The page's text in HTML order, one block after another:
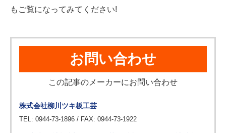
もご覧になってみてください!
お問い合わせ
この記事のメーカーにお問い合わせ
株式会社柳川ツキ板工芸
TEL: 0944-73-1896 / FAX: 0944-73-1922